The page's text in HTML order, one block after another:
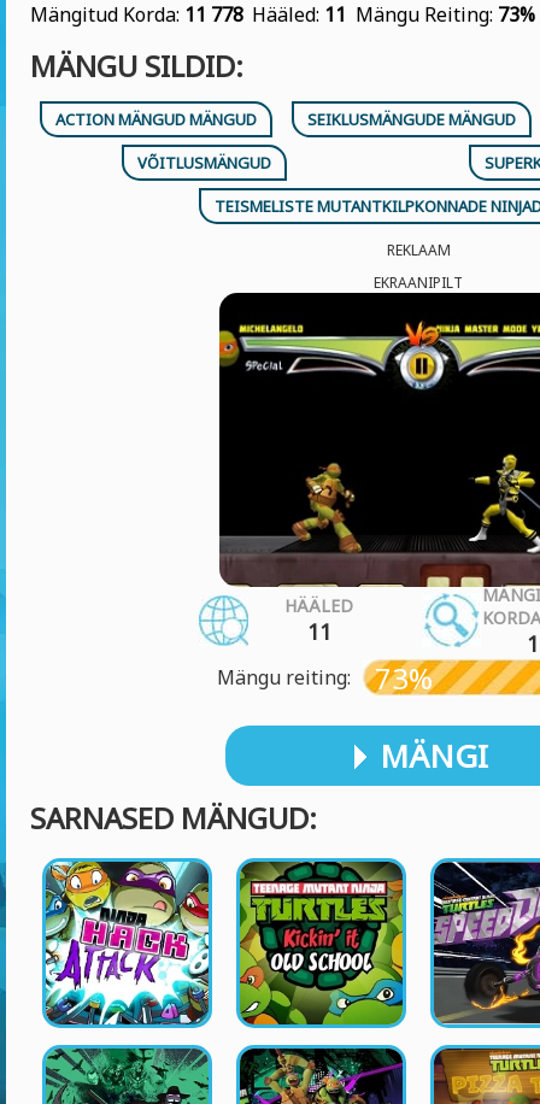
Mängitud Korda: 11 778 Hääled: 11 Mängu Reiting: 73%
MÄNGU SILDID:
ACTION MÄNGUD MÄNGUD
SEIKLUSMÄNGUDE MÄNGUD
VÕITLUSMÄNGUD
TEISMELISTE MUTANTKILPKONNADE
REKLAAM
EKRAANIPILT
HÄÄLED
11
KORDA
Mängu reiting: 73%
MÄNGI
SARNASED MÄNGUD: